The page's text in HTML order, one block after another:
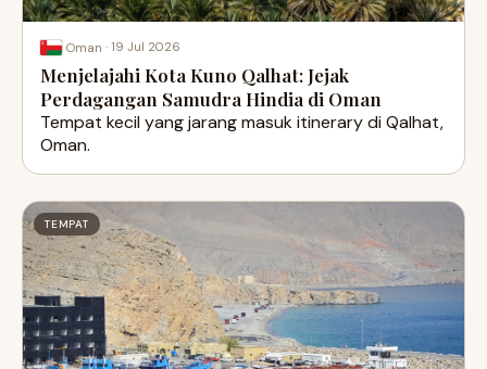
Oman · 19 Jul 2026
Menjelajahi Kota Kuno Qalhat: Jejak
Perdagangan Samudra Hindia di Oman
Tempat kecil yang jarang masuk itinerary di Qalhat,
Oman.
TEMPAT